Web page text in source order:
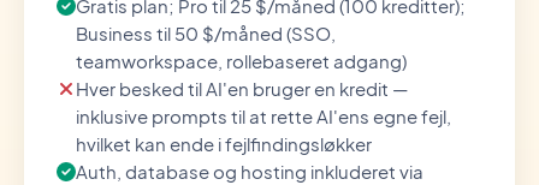
Gratis plan; Pro til 25 $/måned (100 kreditter);
Business til 50 $/måned (SSO,
teamworkspace, rollebaseret adgang)
Hver besked til AI'en bruger en kredit —
inklusive prompts til at rette AI'ens egne fejl,
hvilket kan ende i fejlfindingsløkker
Auth, database og hosting inkluderet via